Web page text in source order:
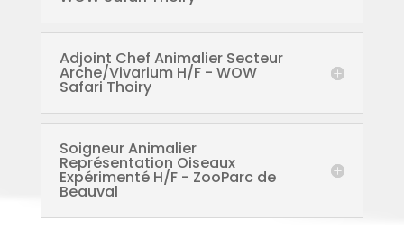
Adjoint Chef Animalier Secteur
Arche/Vivarium H/F - WOW
Safari Thoiry
Soigneur Animalier
Représentation Oiseaux
Expérimenté H/F - ZooParc de
Beauval